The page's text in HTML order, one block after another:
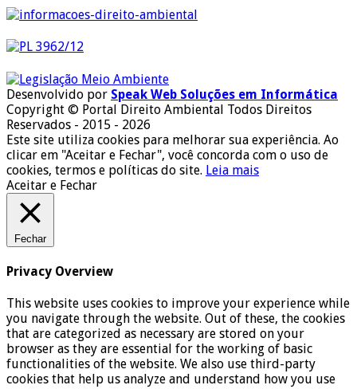
Desenvolvido por Speak Web Soluções em Informática
Copyright © Portal Direito Ambiental Todos Direitos
Reservados - 2015 - 2026
Este site utiliza cookies para melhorar sua experiência. Ao
clicar em "Aceitar e Fechar", você concorda com o uso de
cookies, termos e políticas do site. Leia mais
Aceitar e Fechar
Fechar
Privacy Overview
This website uses cookies to improve your experience while
you navigate through the website. Out of these, the cookies
that are categorized as necessary are stored on your
browser as they are essential for the working of basic
functionalities of the website. We also use third-party
cookies that help us analyze and understand how you use